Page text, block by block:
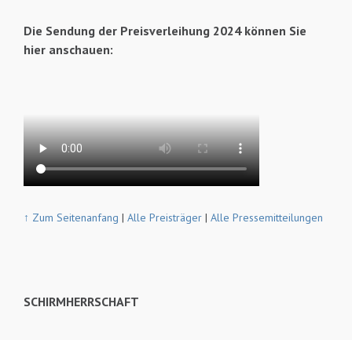
Die Sendung der Preisverleihung 2024 können Sie
hier anschauen:
↑ Zum Seitenanfang | Alle Preisträger| Alle Pressemitteilungen
SCHIRMHERRSCHAFT